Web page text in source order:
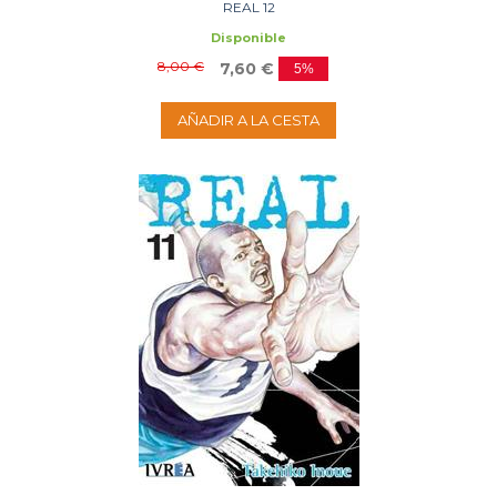
REAL 12
Disponible
8,00 € 7,60 € 5%
AÑADIR A LA CESTA